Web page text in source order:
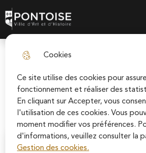
Cookies
Ce site utilise des cookies pour
fonctionnement et réaliser des
En cliquant sur Accepter, vous
l'utilisation de ces cookies. Vous
moment modifier vos préférences.
d'informations, veuillez consulter la
Gestion des cookies.
to
menu
Skip to
search
Pontoise | Ville d'art et d'histoireMenu
Accueil
Moteur de recherche